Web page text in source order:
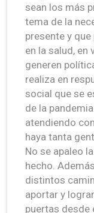
sean los más
tema de la
presente y
en la salud, en
generen
realiza en
social que se
de la
atendiendo
haya tanta
No se apaleo
hecho.
distintos
aportar y
puertas desde